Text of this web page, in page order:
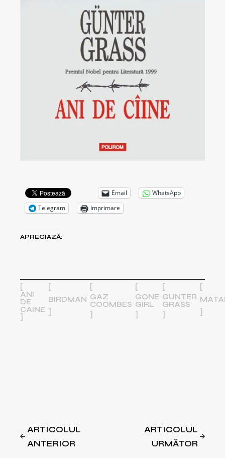
Email
WhatsApp
Telegram
Imprimare
APRECIAZĂ:
ANI
DE
CAINE
BIRDMAN GAZ
COOMBES
GONE
GIRL
GUNTER
GRASS
ARTICOLUL
ANTERIOR
ARTICOLUL
URMĂTOR